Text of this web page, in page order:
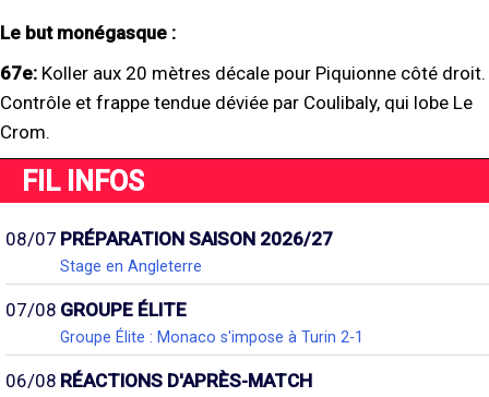
Le but monégasque :
67e: Koller aux 20 mètres décale pour Piquionne côté droit.
Contrôle et frappe tendue déviée par Coulibaly, qui lobe Le
Crom.
FIL INFOS
08/07 PRÉPARATION SAISON 2026/27
Stage en Angleterre
07/08 GROUPE ÉLITE
Groupe Élite : Monaco s'impose à Turin 2-1
06/08 RÉACTIONS D'APRÈS-MATCH